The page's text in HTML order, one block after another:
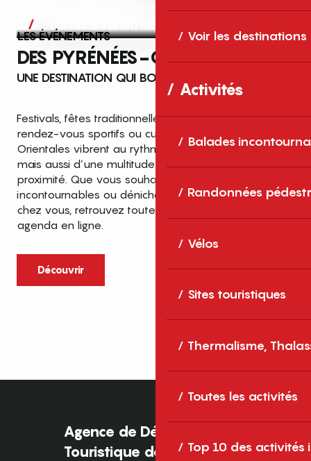
Voir les destinations
Activités
Balades
Randonnées
Vélos
Sites touristiques
Thermalisme,
Toutes les activités
Top 10 des activités
Grands événements
LES ÉVÉNEMENTS
DES PYRÉNÉES-ORIENTALES
UNE DESTINATION QUI BOUGE TOUTE L’ANNÉE
Festivals, fêtes traditionnelles, concerts, expositions,
rendez-vous sportifs ou culturels… les Pyrénées-
Orientales vibrent au rythme de grands temps forts
mais aussi d’une multitude d’événements de
proximité. Que vous souhaitiez vivre les
incontournables ou dénicher des sorties près de
chez vous, retrouvez toutes les infos dans notre
agenda en ligne.
Découvrir
Top des événements et sorties
en famille
cet été dans les Pyrénées-Orientales
Entre mer Méditerranée, villages de
caractère et grands espaces naturels, les
Pyrénées-Orientales sont une destination
idéale pour partager des moments en
famille tout au long...
Agence de Développement
Touristique des Pyrénées-